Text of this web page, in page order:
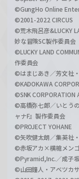
©GungHo Online
©2001-2022 CIRCUS
©荒木飛呂彦&LUCKY
妙な冒険SC製作委員会
©LUCKY LAND
作委員会
©はまじあき／芳文社
©KADOKAWA
©SNK CORPORATION
©高橋弥七郎／いとう
ャナF』製作委員会
©PROJECT YOHANE
©矢吹健太朗／集英社
©赤坂アカ×横槍メン
©Pyramid,Inc.／成子
©山田鐘人・アベツカ